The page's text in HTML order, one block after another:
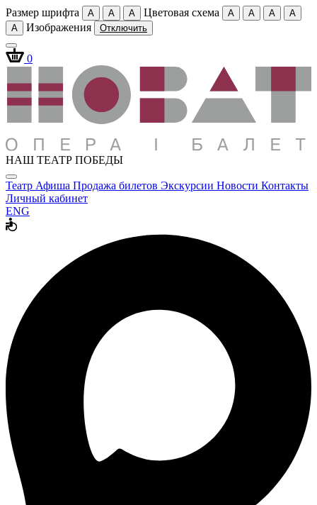
Размер шрифта A A A Цветовая схема A A A
A
A
Изображения Отключить
0
НАШ ТЕАТР ПОБЕДЫ
Театр Афиша Продажа билетов Экскурсии Новости Контакты
Личный кабинет
ENG